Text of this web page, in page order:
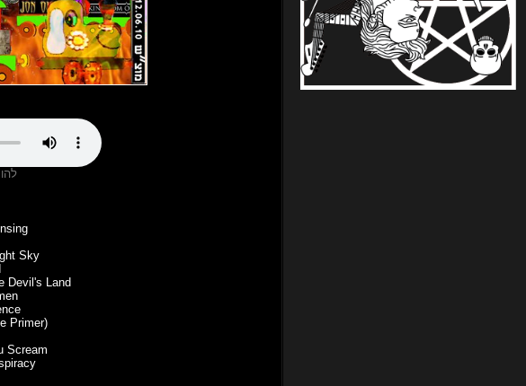
Sky
Devil's Land
Primer)
Scream